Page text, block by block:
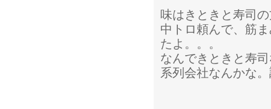
味はきときと寿司
中トロ頼んで、筋
たよ。。。
なんできときと寿
系列会社なんかな